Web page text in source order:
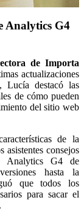
Analytics G4
de Importa
actualizaciones
Lucía destacó las
de cómo pueden
del sitio web
de la
asistentes consejos
Analytics G4 de
hasta la
que todos los
para sacar el